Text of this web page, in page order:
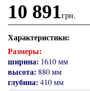
10 891грн.
Характеристики:
Размеры:
ширина: 1610 мм
высота: 880 мм
глубина: 410 мм